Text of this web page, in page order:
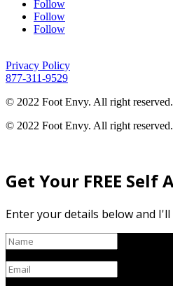
Follow
Follow
Follow
Privacy Policy
877-311-9529
© 2022 Foot Envy. All right reserved.
© 2022 Foot Envy. All right reserved.
Get Your FREE
Enter your details below and